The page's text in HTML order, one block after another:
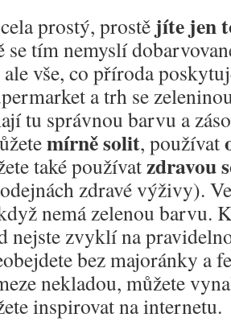
prostý, prostě jíte jen
se tím nemyslí
vše, co příroda
a trh se
tu správnou barvu a
mírně solit, používat
také používatzdravou
zdravé výživy).
nemá zelenou barvu.
nejste zvyklí na
bez majoránky a
nekladou, můžete
inspirovat na internetu.